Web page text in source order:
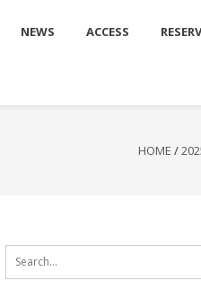
NEWS ACCESS
HOME /
for: